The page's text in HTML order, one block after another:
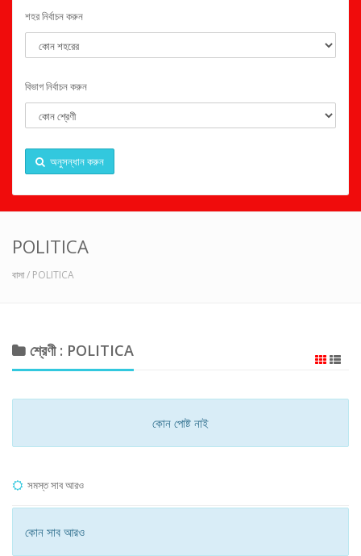
শহর নির্বাচন করুন
বিভাগ নির্বাচন করুন
অনুসন্ধান করুন
POLITICA
বাসা/ POLITICA
শ্রেণী : POLITICA
কোন পোষ্ট নাই
সমস্ত সাব আরও
কোন সাব আরও